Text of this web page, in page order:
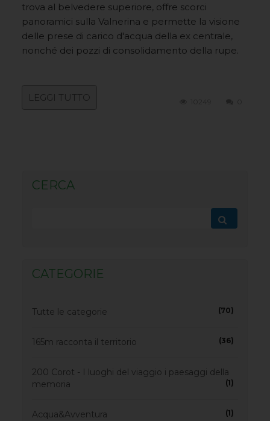
trova al belvedere superiore, offre scorci
panoramici sulla Valnerina e permette la visione
delle prese di carico d'acqua della ex centrale,
nonché dei pozzi di consolidamento della rupe.
LEGGI TUTTO
CERCA
CATEGORIE
Tutte le categorie (70)
165m racconta il territorio (36)
200 Corot - I luoghi del viaggio i paesaggi della
memoria
(1)
Acqua&Avventura (1)